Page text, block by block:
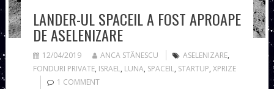
LANDER-UL SPACEIL A FOST APROAPE
DE ASELENIZARE
12/04/2019 ANCA STĂNESCU ASELENIZARE,
FONDURI PRIVATE, ISRAEL, LUNA, SPACEIL, STARTUP, XPRIZE
1 COMMENT